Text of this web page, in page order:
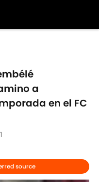
a
en el FC
source